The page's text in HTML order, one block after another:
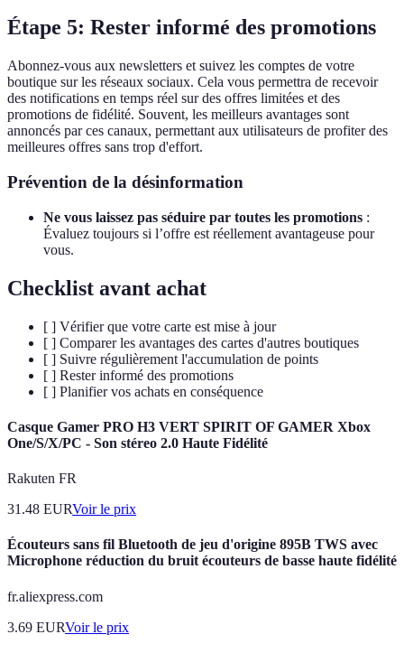
Étape 5: Rester informé des promotions
Abonnez-vous aux newsletters et suivez les comptes de votre
boutique sur les réseaux sociaux. Cela vous permettra de recevoir
des notifications en temps réel sur des offres limitées et des
promotions de fidélité. Souvent, les meilleurs avantages sont
annoncés par ces canaux, permettant aux utilisateurs de profiter des
meilleures offres sans trop d'effort.
Prévention de la désinformation
Ne vous laissez pas séduire par toutes les promotions :
Évaluez toujours si l’offre est réellement avantageuse pour
vous.
Checklist avant achat
[ ] Vérifier que votre carte est mise à jour
[ ] Comparer les avantages des cartes d'autres boutiques
[ ] Suivre régulièrement l'accumulation de points
[ ] Rester informé des promotions
[ ] Planifier vos achats en conséquence
Casque Gamer PRO H3 VERT SPIRIT OF GAMER Xbox
One/S/X/PC - Son stéreo 2.0 Haute Fidélité
Rakuten FR
31.48 EURVoir le prix
Écouteurs sans fil Bluetooth de jeu d'origine 895B TWS avec
Microphone réduction du bruit écouteurs de basse haute fidélité
fr.aliexpress.com
3.69 EURVoir le prix